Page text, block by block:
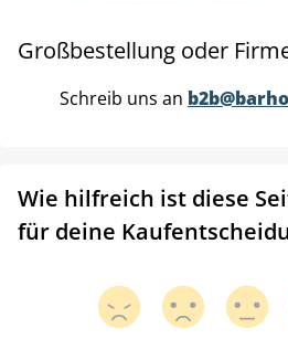
Großbestellung oder
Schreib uns an
Wie hilfreich ist diese
für deine